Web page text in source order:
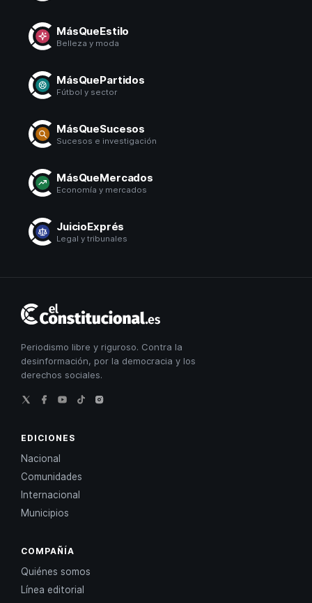
MásQueEstilo
Belleza y moda
MásQuePartidos
Fútbol y sector
MásQueSucesos
Sucesos e investigación
MásQueMercados
Economía y mercados
JuicioExprés
Legal y tribunales
Constitucional
Periodismo libre y riguroso. Contra la
desinformación, por la democracia y los
derechos sociales.
EDICIONES
Nacional
Comunidades
Internacional
Municipios
COMPAÑÍA
Quiénes somos
Línea editorial